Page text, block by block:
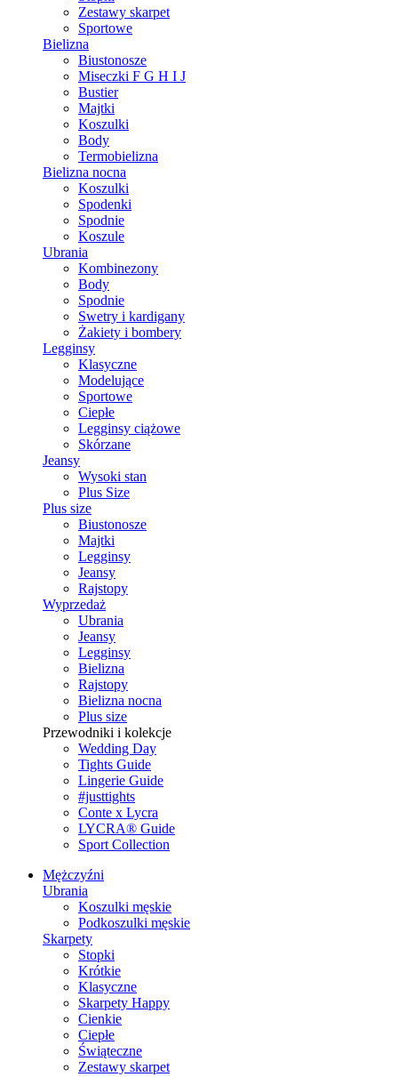
Zestawy skarpet
Sportowe
Bielizna
Biustonosze
Miseczki F G H I J
Bustier
Majtki
Koszulki
Body
Termobielizna
Bielizna nocna
Koszulki
Spodenki
Spodnie
Koszule
Ubrania
Kombinezony
Body
Spodnie
Swetry i kardigany
Żakiety i bombery
Legginsy
Klasyczne
Modelujące
Sportowe
Ciepłe
Legginsy ciążowe
Skórzane
Jeansy
Wysoki stan
Plus Size
Plus size
Biustonosze
Majtki
Legginsy
Jeansy
Rajstopy
Wyprzedaż
Ubrania
Jeansy
Legginsy
Bielizna
Rajstopy
Bielizna nocna
Plus size
Przewodniki i kolekcje
Wedding Day
Tights Guide
Lingerie Guide
#justtights
Conte x Lycra
LYCRA® Guide
Sport Сollection
Mężczyźni
Ubrania
Koszulki męskie
Podkoszulki męskie
Skarpety
Stopki
Krótkie
Klasyczne
Skarpety Happy
Cienkie
Ciepłe
Świąteczne
Zestawy skarpet